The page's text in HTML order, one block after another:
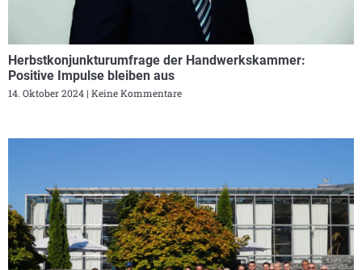
Herbstkonjunkturumfrage der Handwerkskammer:
Positive Impulse bleiben aus
14. Oktober 2024 Keine Kommentare